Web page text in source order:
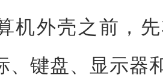
机外壳之前，
、键盘、显示器